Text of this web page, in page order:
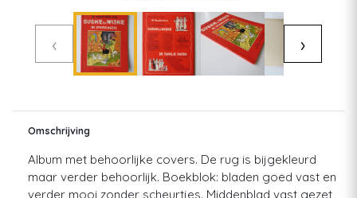
‹ ›
Omschrijving
Album met behoorlijke covers. De rug is bijgekleurd
maar verder behoorlijk. Boekblok: bladen goed vast en
verder mooi zonder scheurtjes. Middenblad vast gezet